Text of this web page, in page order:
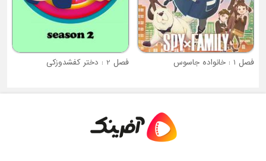
فصل 2 : دختر کفشدوزکی